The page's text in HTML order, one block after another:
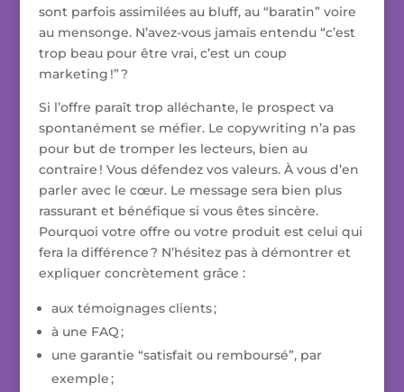
sont parfois assimilées au bluff, au “baratin” voire
au mensonge. N’avez-vous jamais entendu “c’est
trop beau pour être vrai, c’est un coup
marketing !” ?
Si l’offre paraît trop alléchante, le prospect va
spontanément se méfier. Le copywriting n’a pas
pour but de tromper les lecteurs, bien au
contraire ! Vous défendez vos valeurs. À vous d’en
parler avec le cœur. Le message sera bien plus
rassurant et bénéfique si vous êtes sincère.
Pourquoi votre offre ou votre produit est celui qui
fera la différence ? N’hésitez pas à démontrer et
expliquer concrètement grâce :
aux témoignages clients ;
à une FAQ ;
une garantie “satisfait ou remboursé”, par
exemple ;